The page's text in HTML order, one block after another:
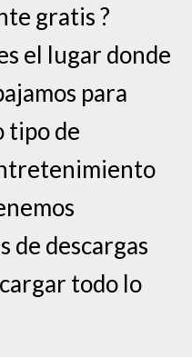
gratis ?
el lugar donde
para
tipo de
de descargas
todo lo